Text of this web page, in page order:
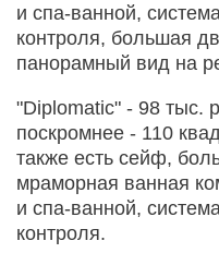
и спа-ванной,
контроля, большая
панорамный вид на
"Diplomatic" - 98 тыс.
поскромнее - 110
также есть сейф,
мраморная ванная
и спа-ванной,
контроля.